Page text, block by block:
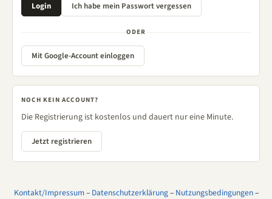
ODER
Mit Google-Account einloggen
NOCH KEIN ACCOUNT?
Die Registrierung ist kostenlos und dauert nur eine Minute.
Jetzt registrieren
Kontakt/Impressum– Datenschutzerklärung– Nutzungsbedingungen–